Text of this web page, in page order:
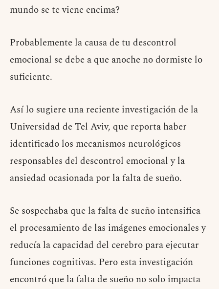
mundo se te viene encima?
Probablemente la causa de tu descontrol
emocional se debe a que anoche no dormiste lo
suficiente.
Así lo sugiere una reciente investigación de la
Universidad de Tel Aviv, que reporta haber
identificado los mecanismos neurológicos
responsables del descontrol emocional y la
ansiedad ocasionada por la falta de sueño.
Se sospechaba que la falta de sueño intensifica
el procesamiento de las imágenes emocionales y
reducía la capacidad del cerebro para ejecutar
funciones cognitivas. Pero esta investigación
encontró que la falta de sueño no solo impacta